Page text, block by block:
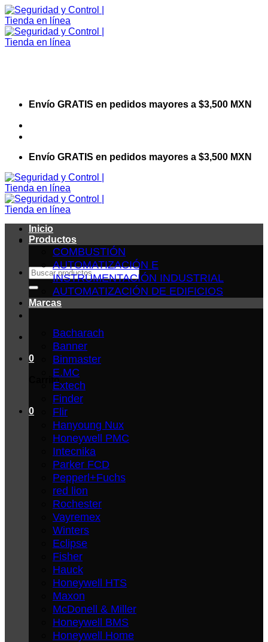
Saltar
al
contenido
Envío GRATIS en pedidos mayores a $3,500 MXN
Envío GRATIS en pedidos mayores a $3,500 MXN
Buscar
por:
0
Carrito
0
Inicio
Productos
COMBUSTIÓN
AUTOMATIZACIÓN E
INSTRUMENTACIÓN INDUSTRIAL
AUTOMATIZACIÓN DE EDIFICIOS
Marcas
Bacharach
Banner
Binmaster
E.MC
Extech
Finder
Flir
Hanyoung Nux
Honeywell PMC
Intecnika
Parker FCD
Pepperl+Fuchs
red lion
Rochester
Vayremex
Winters
Eclipse
Fisher
Hauck
Honeywell HTS
Maxon
McDonell & Miller
Honeywell BMS
Honeywell Home